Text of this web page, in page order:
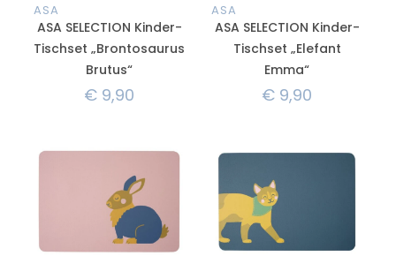
ASA
ASA SELECTION Kinder-
Tischset „Brontosaurus
Brutus“
€ 9,90
ASA
ASA SELECTION Kinder-
Tischset „Elefant
Emma“
€ 9,90